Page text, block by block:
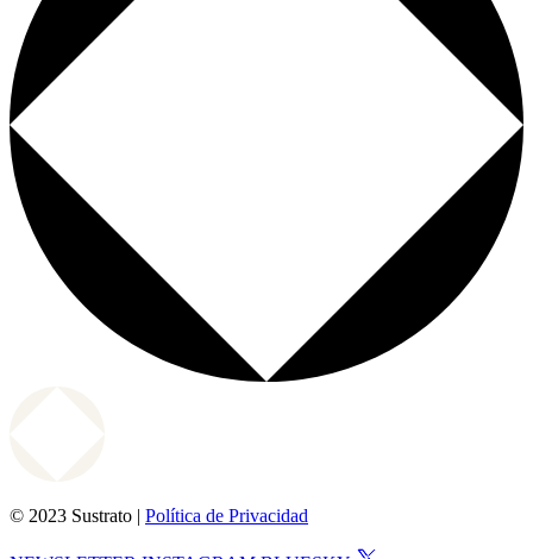
© 2023 Sustrato | Política de Privacidad